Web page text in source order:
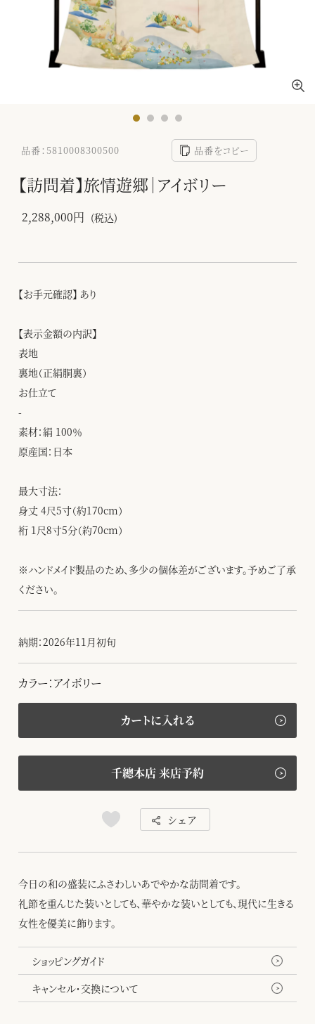
品番：5810008300500 品番をコピー
【訪問着】旅情遊郷｜アイボリー
2,288,000円 (税込)
【お手元確認】 あり
【表示金額の内訳】
表地
裏地（正絹胴裏）
お仕立て
-
素材：絹 100％
原産国：日本
最大寸法：
身丈 4尺5寸（約170cm）
裄 1尺8寸5分（約70cm）
※ハンドメイド製品のため、多少の個体差がございます。予めご了承
ください。
納期：2026年11月初旬
カラー：アイボリー
カートに入れる
千總本店 来店予約
シェア
今日の和の盛装にふさわしいあでやかな訪問着です。
礼節を重んじた装いとしても、華やかな装いとしても、現代に生きる
女性を優美に飾ります。
ショッピングガイド
キャンセル・交換について